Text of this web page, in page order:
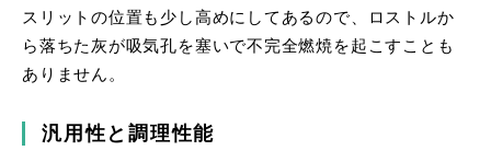
スリットの位置も少し高めにしてあるので、ロストルか
ら落ちた灰が吸気孔を塞いで不完全燃焼を起こすことも
ありません。
汎用性と調理性能